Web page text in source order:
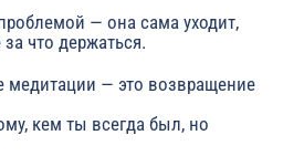
— она сама уходит,
что держаться.
медитации — это возвращение
кем ты всегда был, но